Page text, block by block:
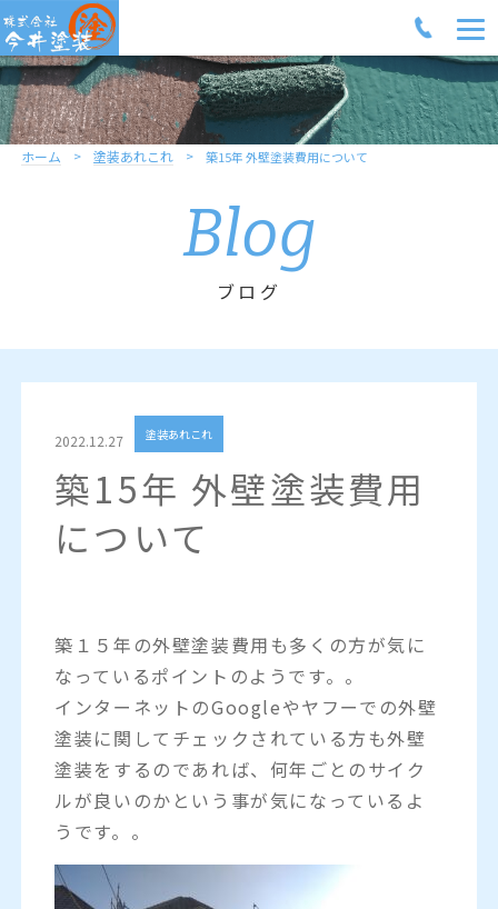
ホーム 塗装あれこれ 築15年 外壁塗装費用について
Blog
ブログ
2022.12.27 塗装あれこれ
築15年 外壁塗装費用
について
築１５年の外壁塗装費用も多くの方が気に
なっているポイントのようです。。
インターネットのGoogleやヤフーでの外壁
塗装に関してチェックされている方も外壁
塗装をするのであれば、何年ごとのサイク
ルが良いのかという事が気になっているよ
うです。。